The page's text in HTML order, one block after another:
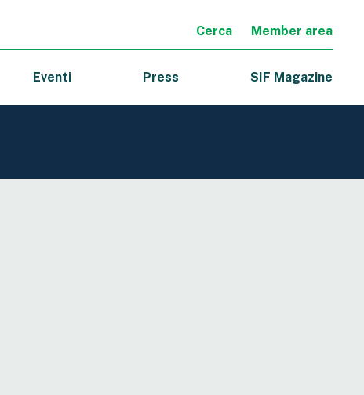
Cerca Member area
Eventi Press SIF Magazine